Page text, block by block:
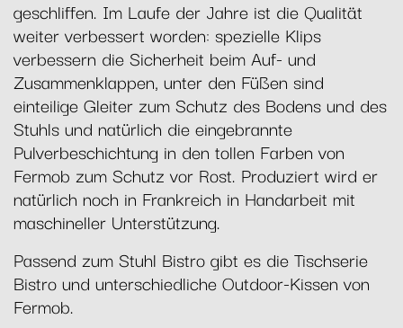
geschliffen. Im Laufe der Jahre ist die Qualität
weiter verbessert worden: spezielle Klips
verbessern die Sicherheit beim Auf- und
Zusammenklappen, unter den Füßen sind
einteilige Gleiter zum Schutz des Bodens und des
Stuhls und natürlich die eingebrannte
Pulverbeschichtung in den tollen Farben von
Fermob zum Schutz vor Rost. Produziert wird er
natürlich noch in Frankreich in Handarbeit mit
maschineller Unterstützung.
Passend zum Stuhl Bistro gibt es die Tischserie
Bistro und unterschiedliche Outdoor-Kissen von
Fermob.